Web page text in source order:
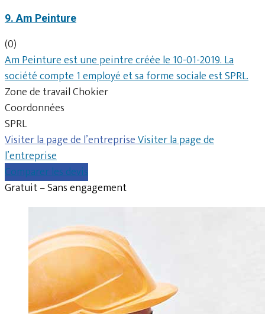
9. Am Peinture
(0)
Am Peinture est une peintre créée le 10-01-2019. La
société compte 1 employé et sa forme sociale est SPRL.
Zone de travail Chokier
Coordonnées
SPRL
Visiter la page de l’entrepriseVisiter la page de
l’entreprise
Comparer les devis
Gratuit – Sans engagement